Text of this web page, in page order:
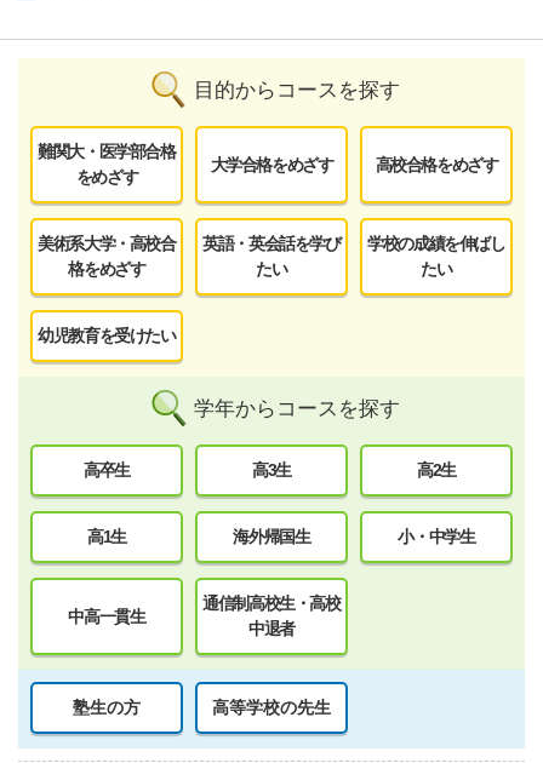
目的からコースを探す
難関大・医学部合格
をめざす
大学合格をめざす 高校合格をめざす
美術系大学・高校合
格をめざす
英語・英会話を学び
たい
学校の成績を伸ばし
たい
幼児教育を受けたい
学年からコースを探す
高卒生 高3生 高2生
高1生 海外帰国生 小・中学生
中高一貫生
通信制高校生・高校
中退者
塾生の方 高等学校の先生